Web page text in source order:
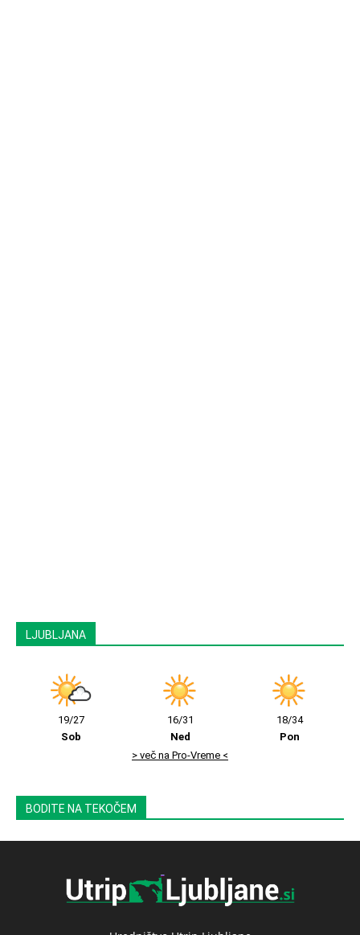
LJUBLJANA
19/27
Sob
16/31
Ned
18/34
Pon
> več na Pro-Vreme <
BODITE NA TEKOČEM